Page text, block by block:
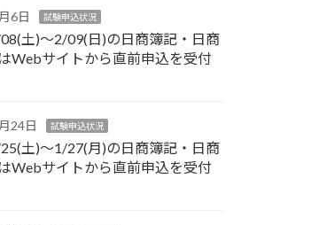
6日 試験申込状況
土)～2/09(日)の日商簿記・日商
Webサイトから直前申込を受付
24日 試験申込状況
土)～1/27(月)の日商簿記・日商
Webサイトから直前申込を受付